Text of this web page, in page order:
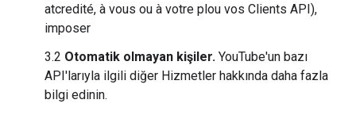
atcredité, à vous ou à votre plou vos Clients API),
imposer
3.2 Otomatik olmayan kişiler. YouTube'un bazı
API'larıyla ilgili diğer Hizmetler hakkında daha fazla
bilgi edinin.